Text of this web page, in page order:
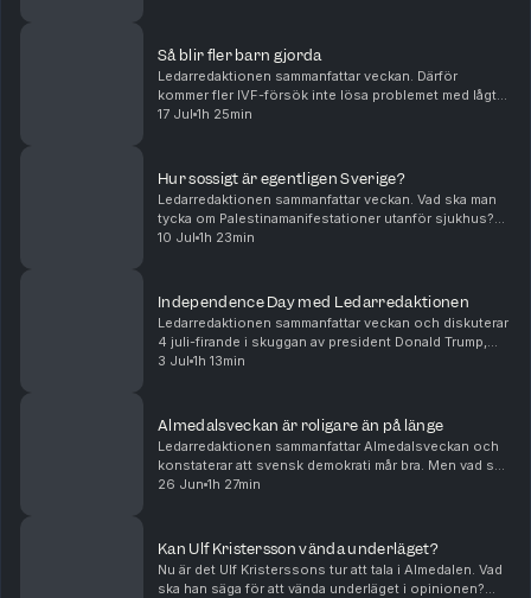
Så blir fler barn gjorda
Ledarredaktionen sammanfattar veckan. Därför
kommer fler IVF-försök inte lösa problemet med lågt
barnafödande. Så förringar Palestinarörelsen
17 Jul 1h 25min
Hur sossigt är egentligen Sverige?
Ledarredaktionen sammanfattar veckan. Vad ska man
tycka om Palestinamanifestationer utanför sjukhus?
Råder det verkligen vattenbrist? Och hur ska Sverige
10 Jul 1h 23min
Independence Day med Ledarredaktionen
Ledarredaktionen sammanfattar veckan och diskuterar
4 juli-firande i skuggan av president Donald Trump,
samtyckeslagens oväntade konsekvenser samt vikten
3 Jul 1h 13min
Almedalsveckan är roligare än på länge
Ledarredaktionen sammanfattar Almedalsveckan och
konstaterar att svensk demokrati mår bra. Men vad sa
partiledarna i sina tal? Och hur gick snacket inför valet
26 Jun 1h 27min
Kan Ulf Kristersson vända underläget?
Nu är det Ulf Kristerssons tur att tala i Almedalen. Vad
ska han säga för att vända underläget i opinionen?